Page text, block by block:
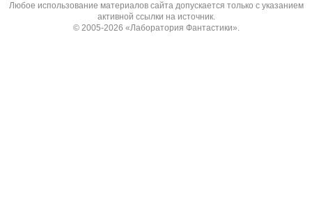
Любое использование материалов сайта допускается только с указанием
активной ссылки на источник.
© 2005-2026 «Лаборатория Фантастики».